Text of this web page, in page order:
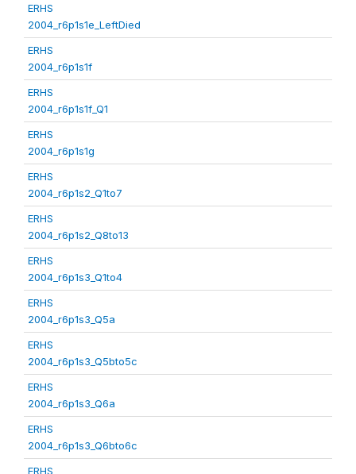
ERHS
2004_r6p1s1e_LeftDied
ERHS
2004_r6p1s1f
ERHS
2004_r6p1s1f_Q1
ERHS
2004_r6p1s1g
ERHS
2004_r6p1s2_Q1to7
ERHS
2004_r6p1s2_Q8to13
ERHS
2004_r6p1s3_Q1to4
ERHS
2004_r6p1s3_Q5a
ERHS
2004_r6p1s3_Q5bto5c
ERHS
2004_r6p1s3_Q6a
ERHS
2004_r6p1s3_Q6bto6c
ERHS